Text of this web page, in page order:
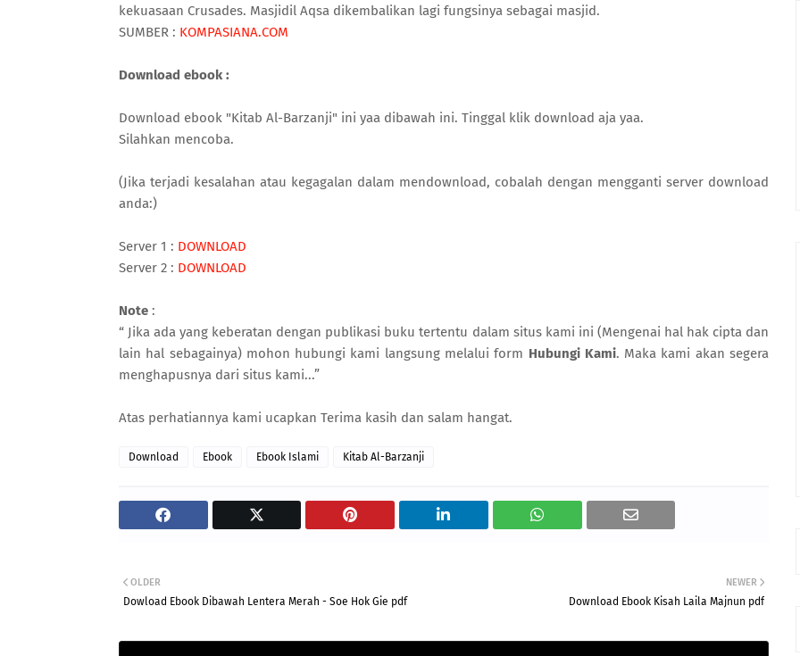
kekuasaan Crusades. Masjidil Aqsa dikembalikan lagi fungsinya sebagai masjid.
SUMBER : KOMPASIANA.COM
Download ebook :
Download ebook "Kitab Al-Barzanji" ini yaa dibawah ini. Tinggal klik download aja yaa.
Silahkan mencoba.
(Jika terjadi kesalahan atau kegagalan dalam mendownload, cobalah dengan mengganti server download
anda:)
Server 1 : DOWNLOAD
Server 2 : DOWNLOAD
Note :
“ Jika ada yang keberatan dengan publikasi buku tertentu dalam situs kami ini (Mengenai hal hak cipta dan
lain hal sebagainya) mohon hubungi kami langsung melalui form Hubungi Kami. Maka kami akan segera
menghapusnya dari situs kami...”
Atas perhatiannya kami ucapkan Terima kasih dan salam hangat.
Download Ebook Ebook Islami Kitab Al-Barzanji
NEWER
Download Ebook Kisah Laila Majnun pdf
OLDER
Dowload Ebook Dibawah Lentera Merah - Soe Hok Gie pdf